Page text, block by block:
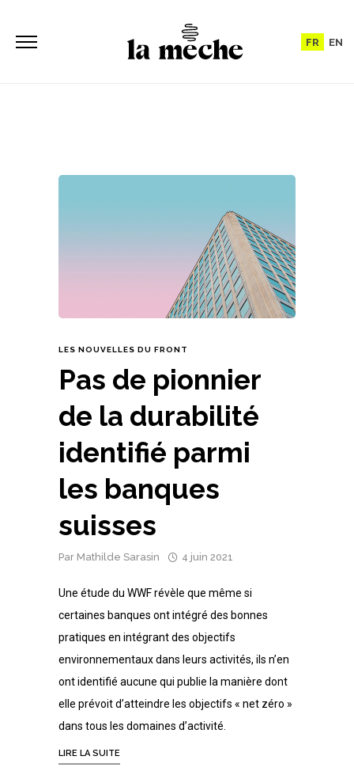
FR EN
LES NOUVELLES DU FRONT
Pas de pionnier
de la durabilité
identifié parmi
les banques
suisses
Par Mathilde Sarasin 4 juin 2021
Une étude du WWF révèle que même si
certaines banques ont intégré des bonnes
pratiques en intégrant des objectifs
environnementaux dans leurs activités, ils n’en
ont identifié aucune qui publie la manière dont
elle prévoit d’atteindre les objectifs « net zéro »
dans tous les domaines d’activité.
LIRE LA SUITE